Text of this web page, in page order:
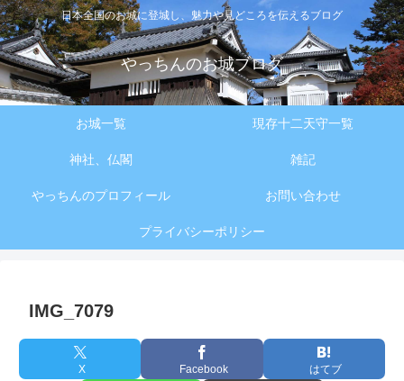
日本全国のお城に登城し、魅力や見どころを伝えるブログ
やっちんのお城ブログ
お城一覧 現存十二天守一覧
神社、仏閣 雑記
やっちんのプロフィール お問い合わせ
プライバシーポリシー
IMG_7079
X Facebook はてブ